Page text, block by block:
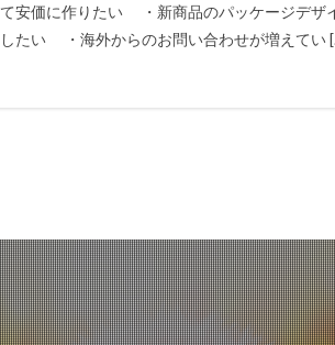
て安価に作りたい ・新商品のパッケージデザ
したい ・海外からのお問い合わせが増えてい